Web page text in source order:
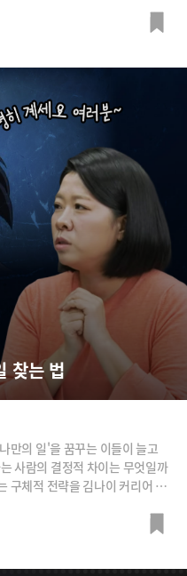
라 기업의 업무 프로세스 시나
궁금하시다면 '티타임즈 라이브
찾는 법
만의 일'을 꿈꾸는 이들이 늘고
사람의 결정적 차이는 무엇일까
구체적 전략을 김나이 커리어 액